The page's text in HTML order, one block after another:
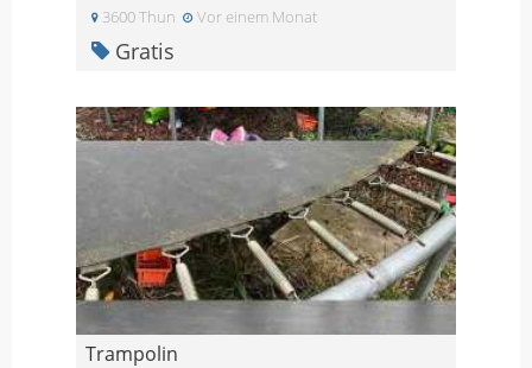
3600 Thun Vor einem Monat
Gratis
Trampolin